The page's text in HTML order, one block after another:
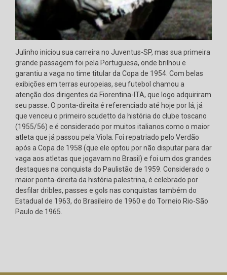
Julinho iniciou sua carreira no Juventus-SP, mas sua primeira
grande passagem foi pela Portuguesa, onde brilhou e
garantiu a vaga no time titular da Copa de 1954. Com belas
exibições em terras europeias, seu futebol chamou a
atenção dos dirigentes da Fiorentina-ITA, que logo adquiriram
seu passe. O ponta-direita é referenciado até hoje por lá, já
que venceu o primeiro scudetto da história do clube toscano
(1955/56) e é considerado por muitos italianos como o maior
atleta que já passou pela Viola. Foi repatriado pelo Verdão
após a Copa de 1958 (que ele optou por não disputar para dar
vaga aos atletas que jogavam no Brasil) e foi um dos grandes
destaques na conquista do Paulistão de 1959. Considerado o
maior ponta-direita da história palestrina, é celebrado por
desfilar dribles, passes e gols nas conquistas também do
Estadual de 1963, do Brasileiro de 1960 e do Torneio Rio-São
Paulo de 1965.